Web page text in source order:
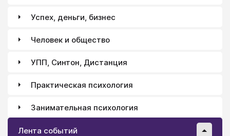
Успех, деньги, бизнес
Человек и общество
УПП, Синтон, Дистанция
Практическая психология
Занимательная психология
Лента событий